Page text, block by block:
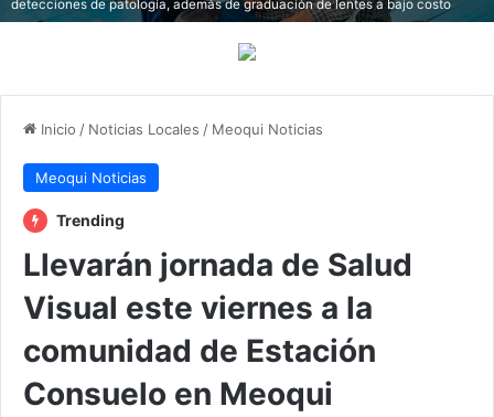
detecciones de patología, además de graduación de lentes a bajo costo
Inicio / Noticias Locales / Meoqui Noticias
Meoqui Noticias
Trending
Llevarán jornada de Salud
Visual este viernes a la
comunidad de Estación
Consuelo en Meoqui